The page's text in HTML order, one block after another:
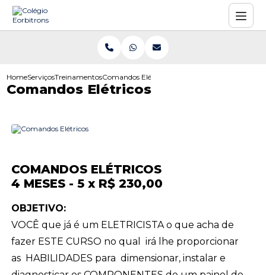
HomeServiçosTreinamentosComandos Elétricos
Comandos Elétricos
COMANDOS ELÉTRICOS
4 MESES - 5 x R$ 230,00
OBJETIVO:
VOCÊ que já é um ELETRICISTA o que acha de
fazer ESTE CURSO no qual irá lhe proporcionar
as HABILIDADES para dimensionar, instalar e